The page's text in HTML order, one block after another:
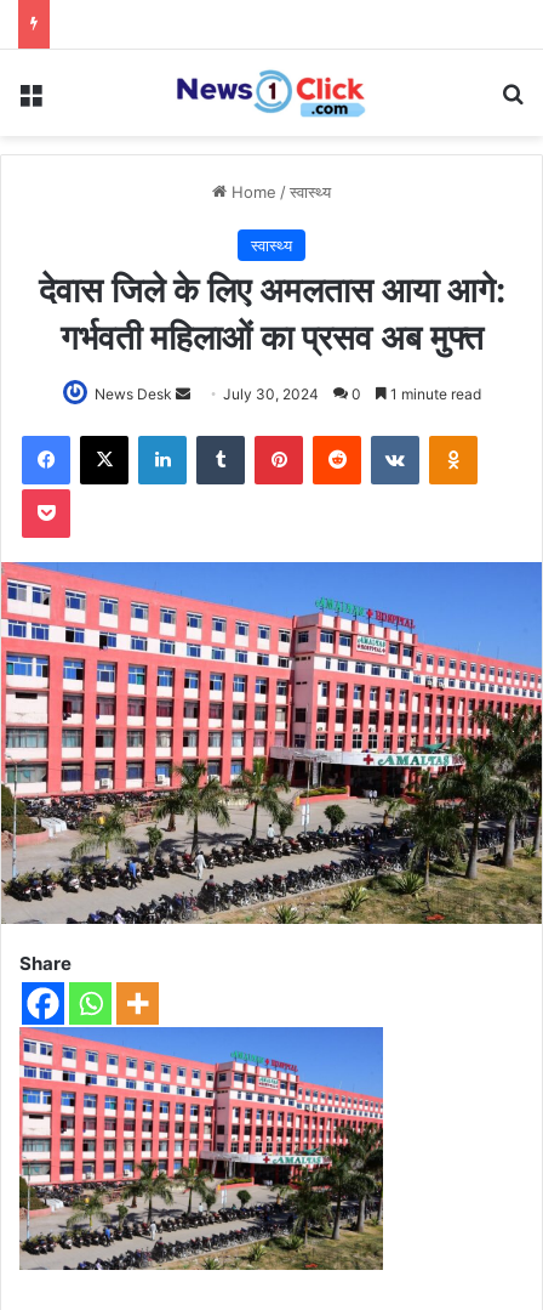
Menu
Home /स्वास्थ्य
स्वास्थ्य
देवास जिले के लिए अमलतास आया आगे:
गर्भवती महिलाओं का प्रसव अब मुफ्त
News Desk
Send
email
July 30, 2024 0 1 minute read
Facebook
X LinkedInTumblr PinterestReddit VKontakte
Pocket
Share